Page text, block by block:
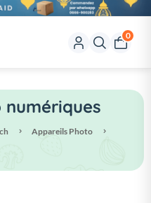
0
Appareils Photo